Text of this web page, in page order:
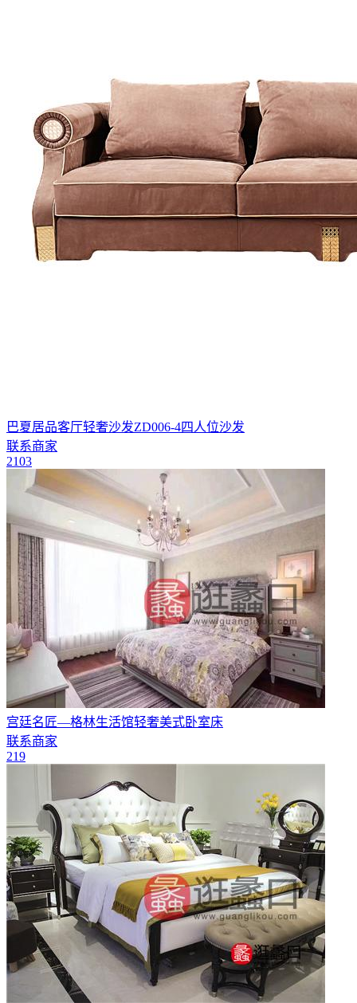
巴夏居品客厅轻奢沙发ZD006-4四人位沙发
联系商家
2103
宫廷名匠—格林生活馆轻奢美式卧室床
联系商家
219